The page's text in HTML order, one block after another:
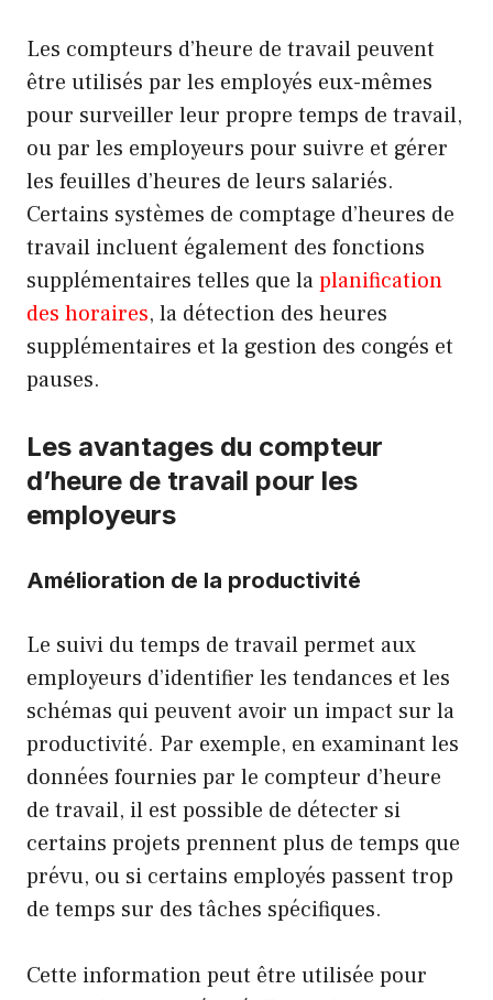
Les compteurs d’heure de travail peuvent
être utilisés par les employés eux-mêmes
pour surveiller leur propre temps de travail,
ou par les employeurs pour suivre et gérer
les feuilles d’heures de leurs salariés.
Certains systèmes de comptage d’heures de
travail incluent également des fonctions
supplémentaires telles que laplanification
des horaires, la détection des heures
supplémentaires et la gestion des congés et
pauses.
Les avantages du compteur
d’heure de travail pour les
employeurs
Amélioration de la productivité
Le suivi du temps de travail permet aux
employeurs d’identifier les tendances et les
schémas qui peuvent avoir un impact sur la
productivité. Par exemple, en examinant les
données fournies par le compteur d’heure
de travail, il est possible de détecter si
certains projets prennent plus de temps que
prévu, ou si certains employés passent trop
de temps sur des tâches spécifiques.
Cette information peut être utilisée pour